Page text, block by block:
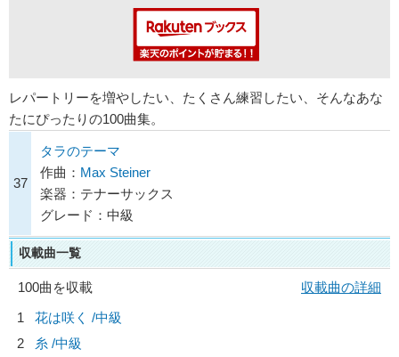
レパートリーを増やしたい、たくさん練習したい、そんなあな
たにぴったりの100曲集。
37
タラのテーマ
作曲： Max Steiner
楽器：テナーサックス
グレード：中級
収載曲一覧
100曲を収載
収載曲の詳細
1
花は咲く /中級
2
糸 /中級